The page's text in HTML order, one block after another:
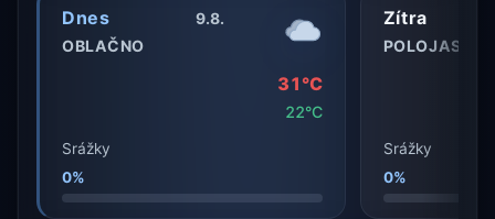
Dnes
9.8.
OBLAČNO
31°C
22°C
Srážky
0%
Zítra
POLOJASNO
Srážky
0%